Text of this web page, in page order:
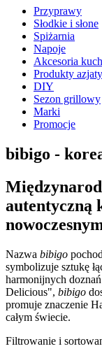
Przyprawy
Słodkie i słone
Spiżarnia
Napoje
Akcesoria
Produkty
DIY
Sezon grillowy
Marki
Promocje
bibigo -
autentyczną
Nazwa bibigo
symbolizuje sztukę
harmonijnych
Delicious", bibigo
promuje znaczenie
całym świecie.
Filtrowanie i